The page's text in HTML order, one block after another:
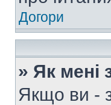
Догори
» Як мені
Якщо ви -